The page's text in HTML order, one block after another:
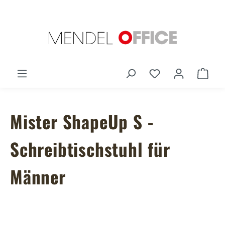
Du hast 0
Mister ShapeUp S -
Schreibtischstuhl für
Männer